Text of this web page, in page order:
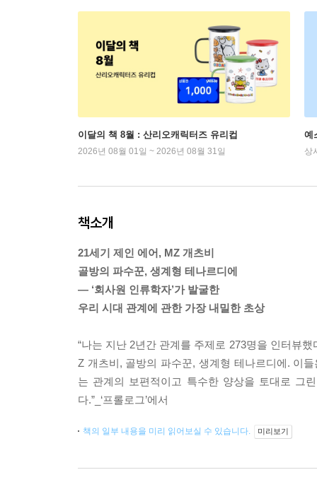
이달의 책 8월 : 산리오캐릭터즈 유리컵
2026년 08월 01일 ~ 2026년 08월 31일
예
상
책소개
21세기 제인 에어, MZ 개츠비
골방의 파수꾼, 생계형 테나르디에
― ‘회사원 인류학자’가 발굴한
우리 시대 관계에 관한 가장 내밀한 초상
“나는 지난 2년간 관계를 주제로 273명을 인터뷰
Z 개츠비, 골방의 파수꾼, 생계형 테나르디에. 이
는 관계의 보편적이고 특수한 양상을 토대로 그
다.”_‘프롤로그’에서
책의 일부 내용을 미리 읽어보실 수 있습니다. 미리보기